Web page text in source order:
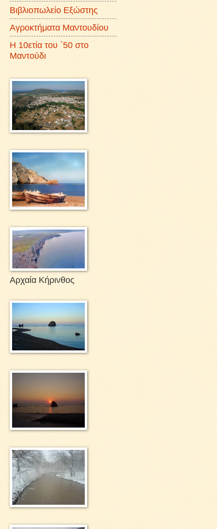
Βιβλιοπωλείο Εξώστης
Αγροκτήματα Μαντουδίου
Η 10ετία του ΄50 στο
Μαντούδι
Αρχαία Κήρινθος